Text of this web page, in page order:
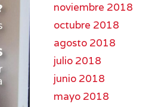
noviembre 2018
octubre 2018
agosto 2018
julio 2018
junio 2018
mayo 2018